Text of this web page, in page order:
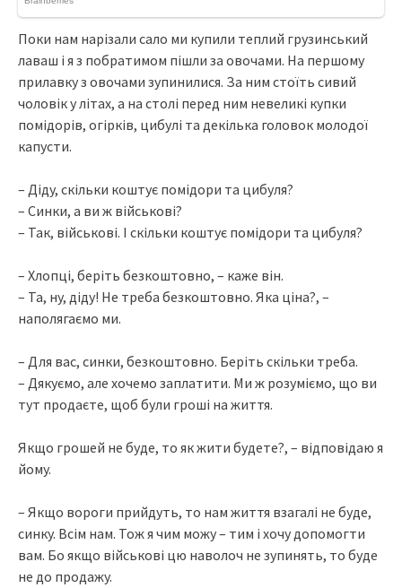
Поки нам нарізали сало ми купили теплий грузинський
лаваш і я з побратимом пішли за овочами. На першому
прилавку з овочами зупинилися. За ним стоїть сивий
чоловік у літах, а на столі перед ним невеликі купки
помідорів, огірків, цибулі та декілька головок молодої
капусти.
– Діду, скільки коштує помідори та цибуля?
– Синки, а ви ж військові?
– Так, військові. І скільки коштує помідори та цибуля?
– Хлопці, беріть безкоштовно, – каже він.
– Та, ну, діду! Не треба безкоштовно. Яка ціна?, –
наполягаємо ми.
– Для вас, синки, безкоштовно. Беріть скільки треба.
– Дякуємо, але хочемо заплатити. Ми ж розуміємо, що ви
тут продаєте, щоб були гроші на життя.
Якщо грошей не буде, то як жити будете?, – відповідаю я
йому.
– Якщо вороги прийдуть, то нам життя взагалі не буде,
синку. Всім нам. Тож я чим можу – тим і хочу допомогти
вам. Бо якщо військові цю наволоч не зупинять, то буде
не до продажу.